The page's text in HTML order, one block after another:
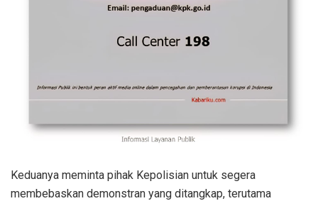
Keduanya meminta pihak Kepolisian untuk segera
membebaskan demonstran yang ditangkap, terutama